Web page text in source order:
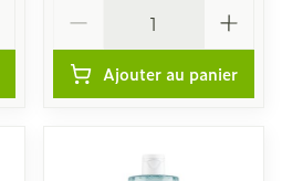
Ajouter au panier